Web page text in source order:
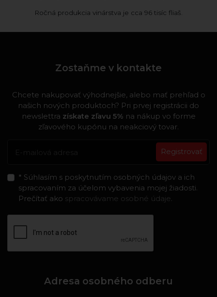
Ročná produkcia vinárstva je cca 96 tisíc fliaš.
Zostaňme v kontakte
Chcete nakupovať výhodnejšie, alebo mať prehľad o
našich nových produktoch? Pri prvej registrácii do
newslettra získate zľavu 5% na nákup vo forme
zľavového kupónu na neakciový tovar.
Registrovať
* Súhlasím s poskytnutím osobných údajov a ich
spracovaním za účelom vybavenia mojej žiadosti.
Prečítať ako spracovávame osobné údaje.
Adresa osobného odberu